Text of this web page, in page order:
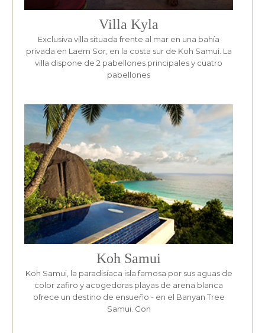
Villa Kyla
Exclusiva villa situada frente al mar en una bahía
privada en Laem Sor, en la costa sur de Koh Samui. La
villa dispone de 2 pabellones principales y cuatro
pabellones
Koh Samui
Koh Samui, la paradisíaca isla famosa por sus aguas de
color zafiro y acogedoras playas de arena blanca
ofrece un destino de ensueño - en el Banyan Tree
Samui. Con